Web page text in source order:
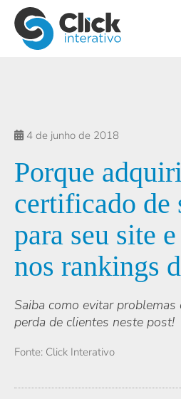
4 de junho de 2018
Porque
certificado de
para seu site
nos rankings
Saiba como evitar problemas
perda de clientes neste post!
Fonte: Click Interativo